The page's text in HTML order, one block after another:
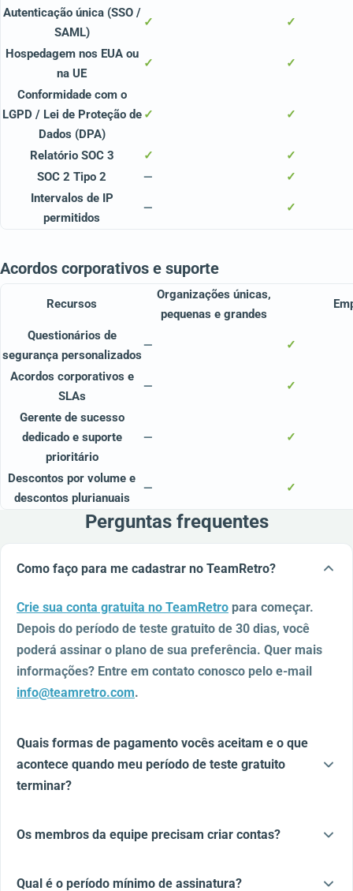
Autenticação única (SSO /
SAML)
✓ ✓
Hospedagem nos EUA ou
na UE
✓ ✓
Conformidade com o
LGPD / Lei de Proteção de
Dados (DPA)
✓ ✓
Relatório SOC 3 ✓
✓
SOC 2 Tipo 2
—
✓
Intervalos de IP
permitidos
— ✓
Acordos corporativos e suporte
Recursos
Organizações únicas,
pequenas e grandes
Questionários de
segurança personalizados
— ✓
Acordos corporativos e
SLAs
— ✓
Gerente de sucesso
dedicado e suporte
prioritário
— ✓
Descontos por volume e
descontos plurianuais
— ✓
Perguntas frequentes
Como faço para me cadastrar no TeamRetro?
Crie sua conta gratuita no TeamRetro para começar.
Depois do período de teste gratuito de 30 dias, você
poderá assinar o plano de sua preferência. Quer mais
informações? Entre em contato conosco pelo e-mail
info@teamretro.com.
Quais formas de pagamento vocês aceitam e o que
acontece quando meu período de teste gratuito
terminar?
Os membros da equipe precisam criar contas?
Qual é o período mínimo de assinatura?